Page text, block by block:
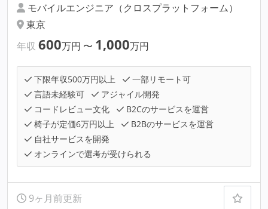
モバイルエンジニア（クロスプラットフォーム）
東京
年収 600万円 〜 1,000万円
下限年収500万円以上
一部リモート可
言語未経験可
アジャイル開発
コードレビュー文化
B2Cのサービスを運営
椅子が定価6万円以上
B2Bのサービスを運営
自社サービスを開発
オンラインで選考が受けられる
9ヶ月前更新